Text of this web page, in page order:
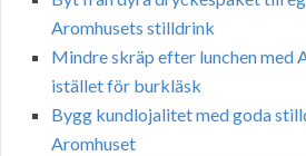
Aromhusets stilldrink
Mindre skräp efter lunchen med
istället för burkläsk
Bygg kundlojalitet med goda
Aromhuset